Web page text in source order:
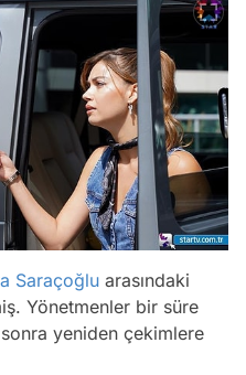
Saraçoğlu arasındaki
Yönetmenler bir süre
yeniden çekimlere